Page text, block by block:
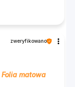
zweryfikowano
Folia matowa